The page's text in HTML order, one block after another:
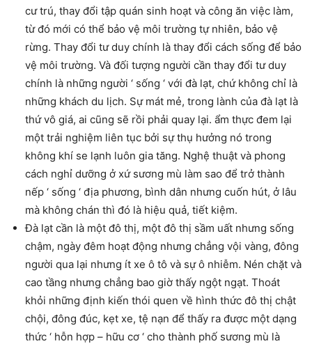
cư trú, thay đổi tập quán sinh hoạt và công ăn việc làm,
từ đó mới có thể bảo vệ môi trường tự nhiên, bảo vệ
rừng. Thay đổi tư duy chính là thay đổi cách sống để bảo
vệ môi trường. Và đối tượng người cần thay đổi tư duy
chính là những người ‘ sống ‘ với đà lạt, chứ không chỉ là
những khách du lịch. Sự mát mẻ, trong lành của đà lạt là
thứ vô giá, ai cũng sẽ rồi phải quay lại. ẩm thực đem lại
một trải nghiệm liên tục bởi sự thụ hưởng nó trong
không khí se lạnh luôn gia tăng. Nghệ thuật và phong
cách nghỉ dưỡng ở xứ sương mù làm sao để trở thành
nếp ‘ sống ‘ địa phương, bình dân nhưng cuốn hút, ở lâu
mà không chán thì đó là hiệu quả, tiết kiệm.
Đà lạt cần là một đô thị, một đô thị sầm uất nhưng sống
chậm, ngày đêm hoạt động nhưng chẳng vội vàng, đông
người qua lại nhưng ít xe ô tô và sự ô nhiễm. Nén chặt và
cao tầng nhưng chẳng bao giờ thấy ngột ngạt. Thoát
khỏi những định kiến thói quen về hình thức đô thị chật
chội, đông đúc, kẹt xe, tệ nạn để thấy ra được một dạng
thức ‘ hỗn hợp – hữu cơ ‘ cho thành phố sương mù là